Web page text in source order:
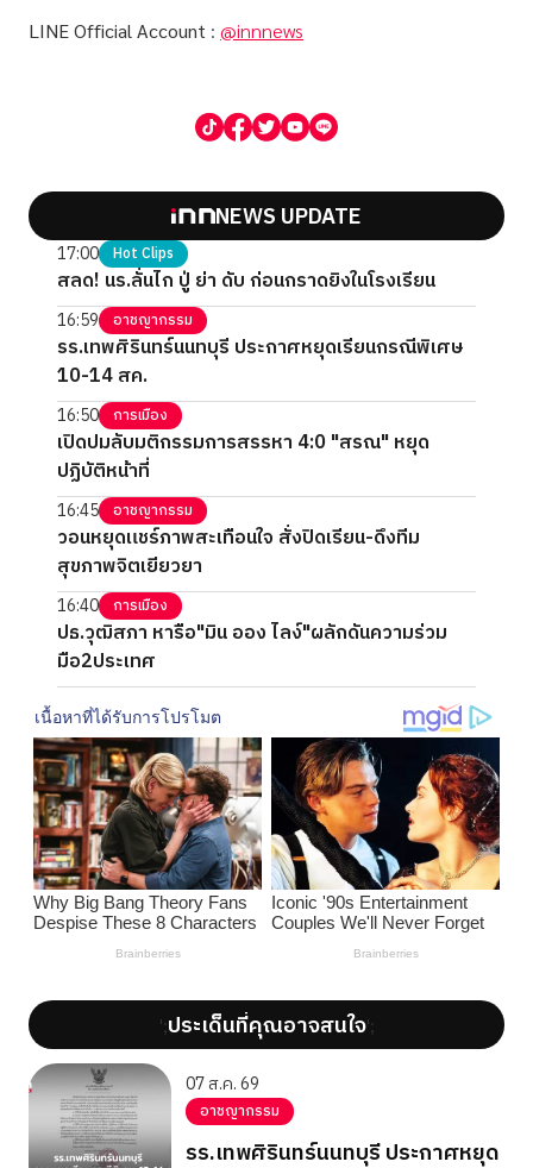
LINE Official Account : @innnews
NEWS UPDATE
17:00 Hot Clips
สลด! นร.ลั่นไก ปู่ ย่า ดับ ก่อนกราดยิงในโรงเรียน
16:59 อาชญากรรม
รร.เทพศิรินทร์นนทบุรี ประกาศหยุดเรียนกรณีพิเศษ
10-14 สค.
16:50 การเมือง
เปิดปมลับมติกรรมการสรรหา 4:0 "สรณ" หยุด
ปฏิบัติหน้าที่
16:45 อาชญากรรม
วอนหยุดแชร์ภาพสะเทือนใจ สั่งปิดเรียน-ดึงทีม
สุขภาพจิตเยียวยา
16:40 การเมือง
ปธ.วุฒิสภา หารือ"มิน ออง ไลง์"ผลักดันความร่วม
มือ2ประเทศ
';ประเด็นที่คุณอาจสนใจ';
07 ส.ค. 69
อาชญากรรม
รร.เทพศิรินทร์นนทบุรี ประกาศหยุด